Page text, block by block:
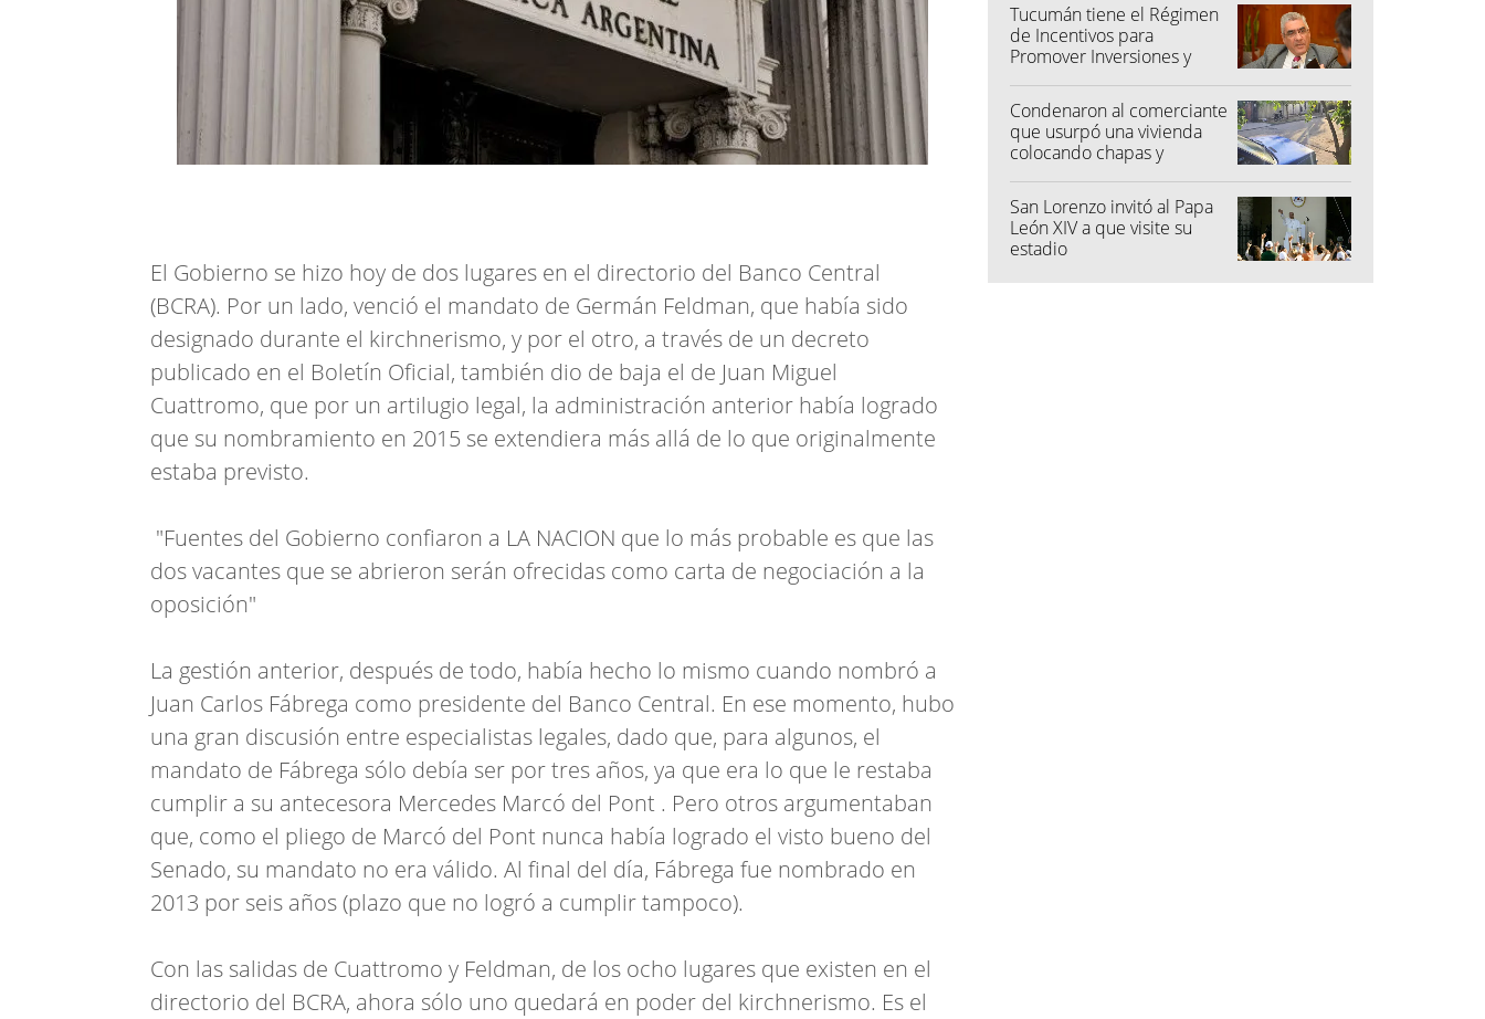
El Gobierno se hizo hoy de dos lugares en el directorio del Banco Central
(BCRA). Por un lado, venció el mandato de Germán Feldman, que había sido
designado durante el kirchnerismo, y por el otro, a través de un decreto
publicado en el Boletín Oficial, también dio de baja el de Juan Miguel
Cuattromo, que por un artilugio legal, la administración anterior había logrado
que su nombramiento en 2015 se extendiera más allá de lo que originalmente
estaba previsto.
"Fuentes del Gobierno confiaron a LA NACION que lo más probable es que las
dos vacantes que se abrieron serán ofrecidas como carta de negociación a la
oposición"
La gestión anterior, después de todo, había hecho lo mismo cuando nombró a
Juan Carlos Fábrega como presidente del Banco Central. En ese momento, hubo
una gran discusión entre especialistas legales, dado que, para algunos, el
mandato de Fábrega sólo debía ser por tres años, ya que era lo que le restaba
cumplir a su antecesora Mercedes Marcó del Pont . Pero otros argumentaban
que, como el pliego de Marcó del Pont nunca había logrado el visto bueno del
Senado, su mandato no era válido. Al final del día, Fábrega fue nombrado en
2013 por seis años (plazo que no logró a cumplir tampoco).
Con las salidas de Cuattromo y Feldman, de los ocho lugares que existen en el
directorio del BCRA, ahora sólo uno quedará en poder del kirchnerismo. Es el
Tucumán tiene el Régimen
de Incentivos para
Promover Inversiones y
Condenaron al comerciante
que usurpó una vivienda
colocando chapas y
San Lorenzo invitó al Papa
León XIV a que visite su
estadio